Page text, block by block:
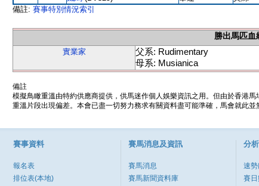
備註: 賽事特別情況索引
勝出馬匹血
實業家
父系: Rudimentary
母系: Musianica
備註
模擬鳥瞰重溫由特約供應商提供，供馬迷作個人娛樂資訊之用。但由於香港
重溫片段出現偏差。本會已盡一切努力務求有關資料盡可能準確，馬會就此
賽事資料
報名表
排位表(本地)
賽馬消息及資訊
賽馬消息
賽馬新聞資料庫
分
速
賽